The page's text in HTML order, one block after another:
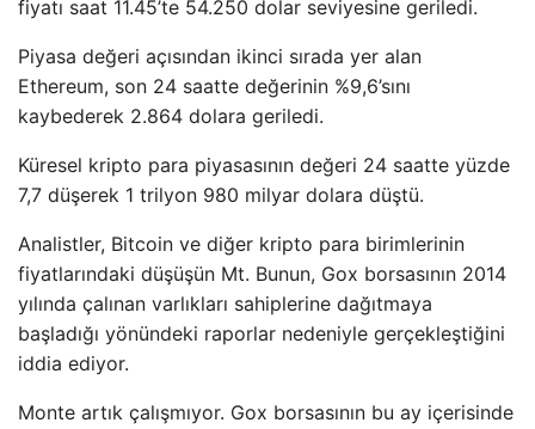
fiyatı saat 11.45’te 54.250 dolar seviyesine geriledi.
Piyasa değeri açısından ikinci sırada yer alan
Ethereum, son 24 saatte değerinin %9,6’sını
kaybederek 2.864 dolara geriledi.
Küresel kripto para piyasasının değeri 24 saatte yüzde
7,7 düşerek 1 trilyon 980 milyar dolara düştü.
Analistler, Bitcoin ve diğer kripto para birimlerinin
fiyatlarındaki düşüşün Mt. Bunun, Gox borsasının 2014
yılında çalınan varlıkları sahiplerine dağıtmaya
başladığı yönündeki raporlar nedeniyle gerçekleştiğini
iddia ediyor.
Monte artık çalışmıyor. Gox borsasının bu ay içerisinde